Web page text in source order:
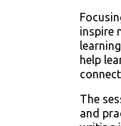
inspire
help
The
and